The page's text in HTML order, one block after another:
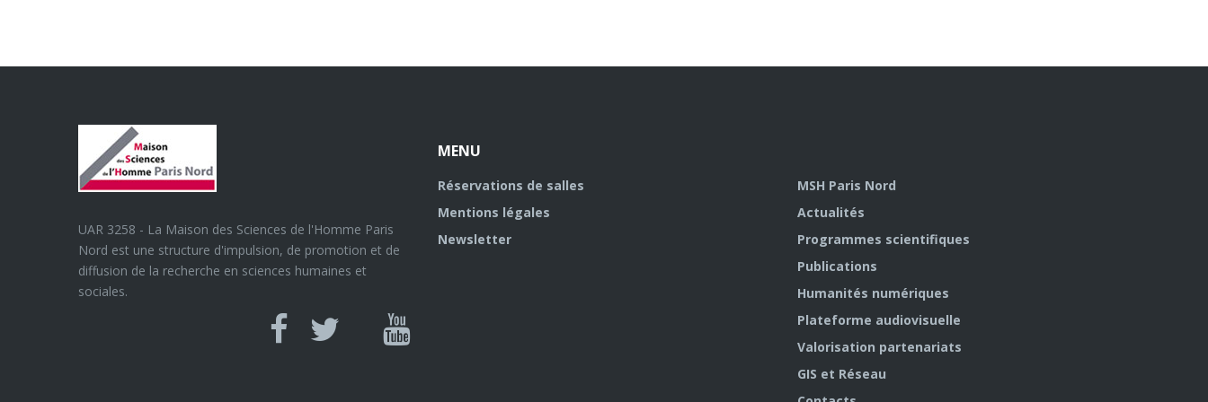
UAR 3258 - La Maison des Sciences de l'Homme Paris
Nord est une structure d'impulsion, de promotion et de
diffusion de la recherche en sciences humaines et
sociales.
Canal
MENU
Réservations de salles
Mentions légales
Newsletter
MSH Paris Nord
Actualités
Programmes scientifiques
Publications
Humanités numériques
Plateforme audiovisuelle
Valorisation partenariats
GIS et Réseau